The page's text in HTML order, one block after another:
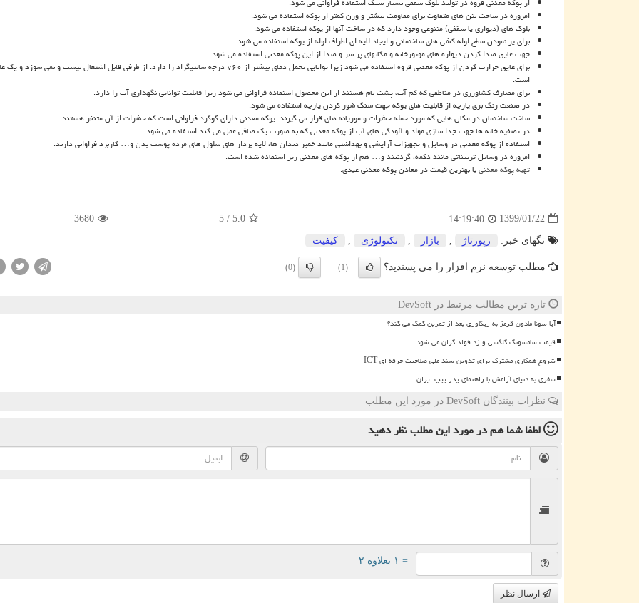
امروزه در ساخت بتن های متفاوت برای مقاومت بیشتر و وزن کمتر از پوکه استفاده می‌ شود.
بلوک های (دیواری یا سقفی) متنوعی وجود دارد که در ساخت آنها از پوکه استفاده می ‌شود.
برای پر نمودن سطح لوله کشی ‌های ساختمانی و ایجاد لایه ای اطراف لوله از پوکه استفاده می ‌شود.
جهت عایق صدا کردن دیواره های موتورخانه و مکانهای پر سر و صدا از این پوکه معدنی استفاده می‌ شود.
برای عایق حرارت کردن از پوکه معدنی قروه استفاده می‌ شود زیرا توانایی تحمل دمای بیشتر از ۷۶۰ درجه سانتیگراد را دارد. از طرفی قابل اشتعال نیست و
است.
برای مصارف کشاورزی در مناطقی که کم آب، پشت بام هستند از این محصول استفاده فراوانی می شود زیرا قابلیت توانایی نگهداری آب را دارد.
در صنعت رنگ بری پارچه از قابلیت های پوکه جهت سنگ شور کردن پارچه استفاده می ‌شود.
ساخت ساختمان در مکان هایی که مورد حمله حشرات و موریانه های قرار می‌ گیرند. پوکه معدنی دارای گوگرد فراوانی است که حشرات از آن متنفر هستند.
در تصفیه خانه ها جهت جدا سازی مواد و آلودگی های آب از پوکه معدنی که به صورت یک صافی عمل می کند استفاده می‌ شود.
استفاده از پوکه معدنی در وسایل و تجهیزات آرایشی و بهداشتی مانند خمیر دندان ها، لایه بردار های سلول های مرده پوست بدن و… کاربرد فراوانی دارند.
امروزه در وسایل تزییناتی مانند دکمه، گردنبند و… هم از پوکه های معدنی ریز استفاده شده است.
تهیه پوکه معدنیبا بهترین قیمت در معادن پوکه معدنی عبدی.
1399/01/22
14:19:40
5.0
/
5
3680
تگهای خبر: رپورتاژ بازار تكنولوژی كیفیت
مطلب توسعه نرم افزار را می پسندید؟ (1)
(0)
تازه ترین مطالب مرتبط در DevSoft
آیا سونا مادون قرمز به ریکاوری بعد از تمرین کمک می کند؟
قیمت سامسونگ گلکسی و زد فولد گران می شود
شروع همکاری مشترک برای تدوین سند ملی صلاحیت حرفه ای ICT
سفری به دنیای آرامش با راهنمای پدر پیپ ایران
نظرات بینندگان DevSoft در مورد این مطلب
لطفا شما همدر مورد این مطلبنظر دهید
= ۱ بعلاوه ۲
ارسال نظر